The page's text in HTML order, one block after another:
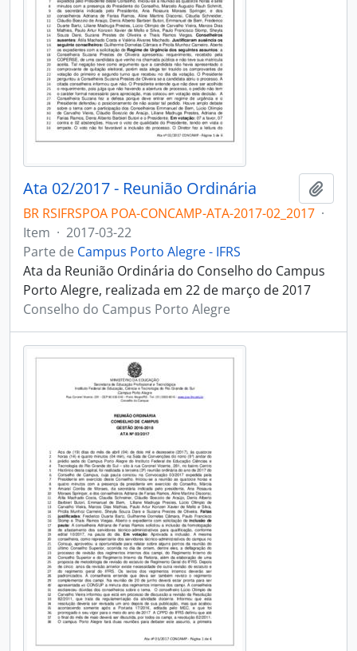
Ata 02/2017 - Reunião Ordinária
BR RSIFRSPOA POA-CONCAMP-ATA-2017-02_2017 ·
Item · 2017-03-22
Parte de Campus Porto Alegre - IFRS
Ata da Reunião Ordinária do Conselho do Campus
Porto Alegre, realizada em 22 de março de 2017
Conselho do Campus Porto Alegre